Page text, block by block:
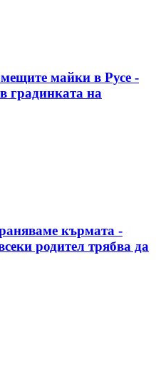
майки в Русе -
градинката на
кърмата -
родител трябва да